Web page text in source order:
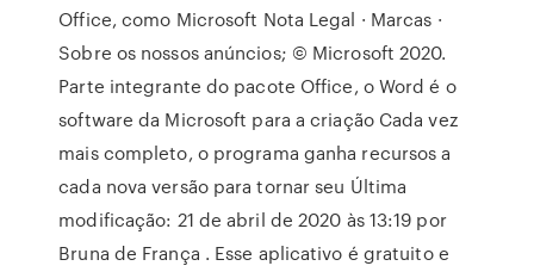
Office, como Microsoft Nota Legal · Marcas ·
Sobre os nossos anúncios; © Microsoft 2020.
Parte integrante do pacote Office, o Word é o
software da Microsoft para a criação Cada vez
mais completo, o programa ganha recursos a
cada nova versão para tornar seu Última
modificação: 21 de abril de 2020 às 13:19 por
Bruna de França . Esse aplicativo é gratuito e